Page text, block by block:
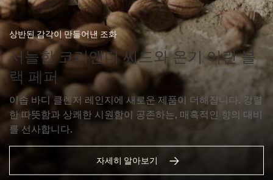
상반된 감각이 만들어낸 조화
서늘한 코리앤더 씨드와 온기 어린 블
랙 페퍼
이솝 바디 클렌저 레인지에 새로운 제품이 더해집니다. 강렬
한 따뜻함과 상쾌한 시원함이 공존하는, 매혹적인 향의 대비
를 선사합니다.
자세히 알아보기